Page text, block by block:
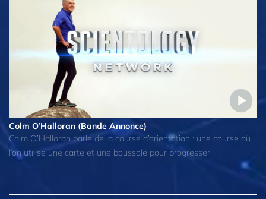
Colm O’Halloran (Bande Annonce)
Colm O’Halloran parle de la course d’orientation : une course où
l’on utilise une carte et une boussole pour progresser.